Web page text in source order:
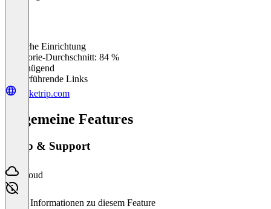
Einfache Einrichtung
Kategorie-Durchschnitt: 84 %
Ungenügend
Weiterführende Links
rocketrip.com
Allgemeine Features
Setup & Support
Cloud
Keine Informationen zu diesem Feature